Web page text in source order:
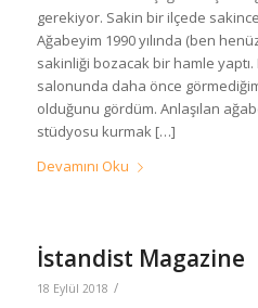
gerekiyor. Sakin bir ilçede
Ağabeyim 1990 yılında (ben
sakinliği bozacak bir hamle yaptı.
salonunda daha önce
olduğunu gördüm. Anlaşılan
stüdyosu kurmak […]
Devamını Oku
İstandist Magazine
18 Eylül 2018 /